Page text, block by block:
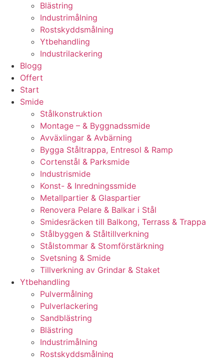
Blästring
Industrimålning
Rostskyddsmålning
Ytbehandling
Industrilackering
Blogg
Offert
Start
Smide
Stålkonstruktion
Montage – & Byggnadssmide
Avväxlingar & Avbärning
Bygga Ståltrappa, Entresol & Ramp
Cortenstål & Parksmide
Industrismide
Konst- & Inredningssmide
Metallpartier & Glaspartier
Renovera Pelare & Balkar i Stål
Smidesräcken till Balkong, Terrass & Trappa
Stålbyggen & Ståltillverkning
Stålstommar & Stomförstärkning
Svetsning & Smide
Tillverkning av Grindar & Staket
Ytbehandling
Pulvermålning
Pulverlackering
Sandblästring
Blästring
Industrimålning
Rostskyddsmålning